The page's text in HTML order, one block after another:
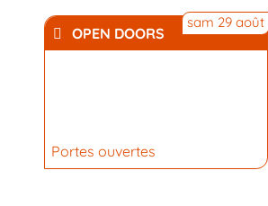
OPEN DOORS
sam 29 août
Portes ouvertes